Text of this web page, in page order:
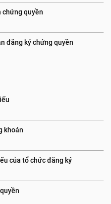
chứng quyền
đăng ký chứng quyền
khoán
của tổ chức đăng ký